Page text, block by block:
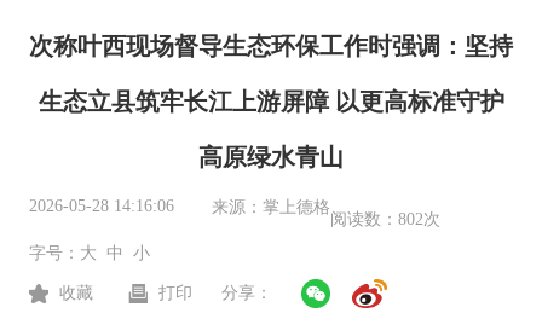
次称叶西现场督导生态环保工作时强调：坚持
生态立县筑牢长江上游屏障 以更高标准守护
高原绿水青山
2026-05-28 14:16:06 来源： 掌上德格
阅读数： 802次
字号： 大 中 小
收藏 打印 分享：